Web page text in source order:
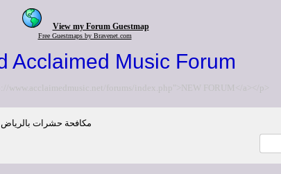
View my Forum Guestmap
Free Guestmaps by Bravenet.com
Acclaimed Music Forum
www.acclaimedmusic.net/forums/index.php">NEW FORUM</a></p>
مكافحة حشرات بالرياض